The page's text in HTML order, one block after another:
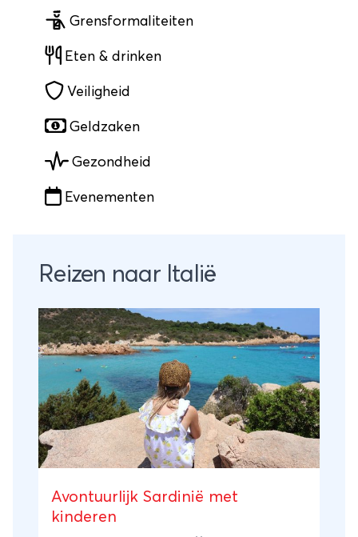
Grensformaliteiten
Eten & drinken
Veiligheid
Geldzaken
Gezondheid
Evenementen
Reizen naar Italië
Avontuurlijk Sardinië met
kinderen